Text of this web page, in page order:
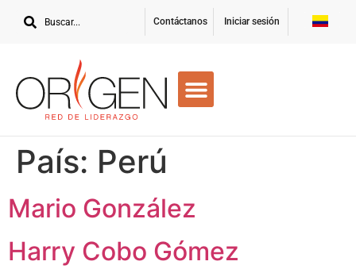
Contáctanos Iniciar sesión
País: Perú
Mario González
Harry Cobo Gómez